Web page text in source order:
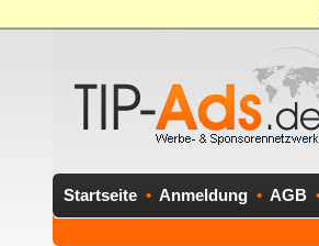
Startseite • Anmeldung • AGB